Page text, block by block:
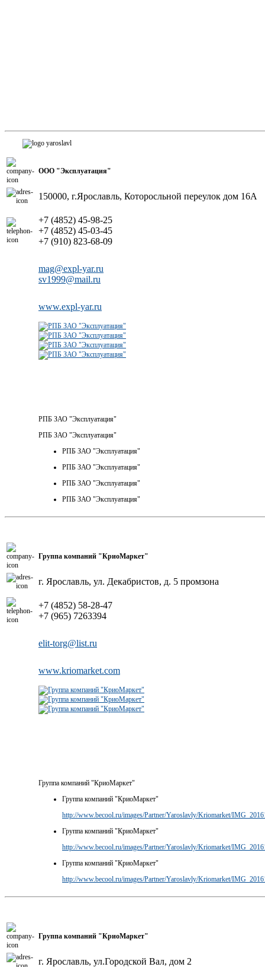
ООО "Эксплуатация"
150000, г.Ярославль, Которосльной переулок дом 16А
+7 (4852) 45-98-25
+7 (4852) 45-03-45
+7 (910) 823-68-09
mag@expl-yar.ru
sv1999@mail.ru
www.expl-yar.ru
РПБ ЗАО "Эксплуатация"
РПБ ЗАО "Эксплуатация"
РПБ ЗАО "Эксплуатация"
РПБ ЗАО "Эксплуатация"
РПБ ЗАО "Эксплуатация"
РПБ ЗАО "Эксплуатация"
Группа компаний "КриоМаркет"
г. Ярославль, ул. Декабристов, д. 5 промзона
+7 (4852) 58-28-47
+7 (965) 7263394
elit-torg@list.ru
www.kriomarket.com
Группа компаний "КриоМаркет"
Группа компаний "КриоМаркет"
http://www.becool.ru/images/Partner/Yaroslavly/Kriomarket/
Группа компаний "КриоМаркет"
http://www.becool.ru/images/Partner/Yaroslavly/Kriomarket/
Группа компаний "КриоМаркет"
http://www.becool.ru/images/Partner/Yaroslavly/Kriomarket/
Группа компаний "КриоМаркет"
г. Ярославль, ул.Городской Вал, дом 2